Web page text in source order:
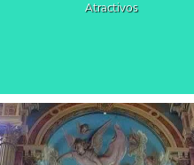
Atractivos